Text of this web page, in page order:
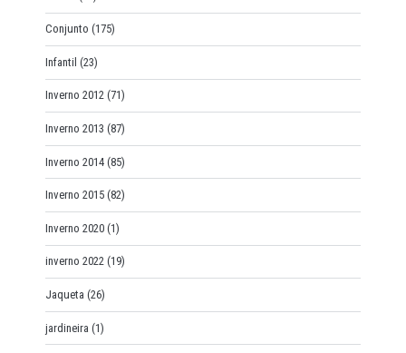
Conjunto (175)
Infantil (23)
Inverno 2012 (71)
Inverno 2013 (87)
Inverno 2014 (85)
Inverno 2015 (82)
Inverno 2020 (1)
inverno 2022 (19)
Jaqueta (26)
jardineira (1)